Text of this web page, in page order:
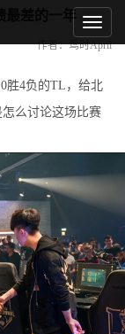
最差的一年
作者：莺时April
4负的TL，给北
么讨论这场比赛